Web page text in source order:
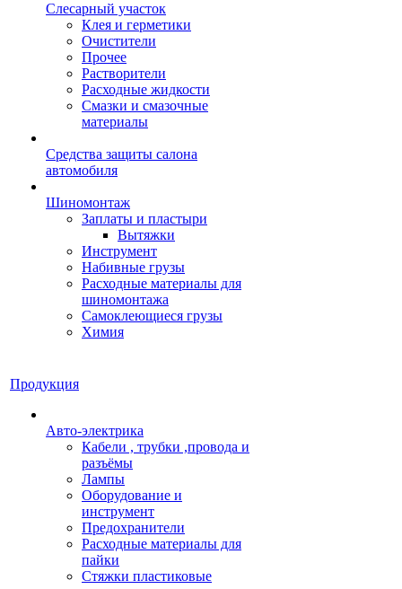
Слесарный участок
Клея и герметики
Очистители
Прочее
Растворители
Расходные жидкости
Смазки и смазочные
материалы
Средства защиты салона
автомобиля
Шиномонтаж
Заплаты и пластыри
Вытяжки
Инструмент
Набивные грузы
Расходные материалы для
шиномонтажа
Самоклеющиеся грузы
Химия
Продукция
Авто-электрика
Кабели , трубки ,провода и
разъёмы
Лампы
Оборудование и
инструмент
Предохранители
Расходные материалы для
пайки
Стяжки пластиковые